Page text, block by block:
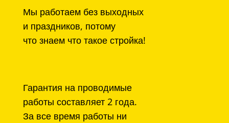
Мы работаем без выходных
и праздников, потому
что знаем что такое стройка!
Гарантия на проводимые
работы составляет 2 года.
За все время работы ни